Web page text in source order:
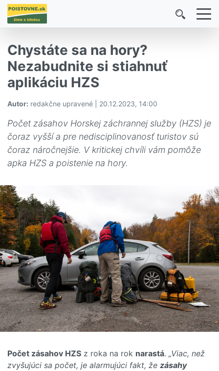
Chystáte sa na hory?
Nezabudnite si stiahnuť
aplikáciu HZS
Autor: redakčne upravené | 20.12.2023, 14:00
Počet zásahov Horskej záchrannej služby (HZS) je
čoraz vyšší a pre nedisciplinovanosť turistov sú
čoraz náročnejšie. V kritickej chvíli vám pomôže
apka HZS a poistenie na hory.
Počet zásahov HZS z roka na rok narastá. „Viac, než
zvyšujúci sa počet, je alarmujúci fakt, že zásahy